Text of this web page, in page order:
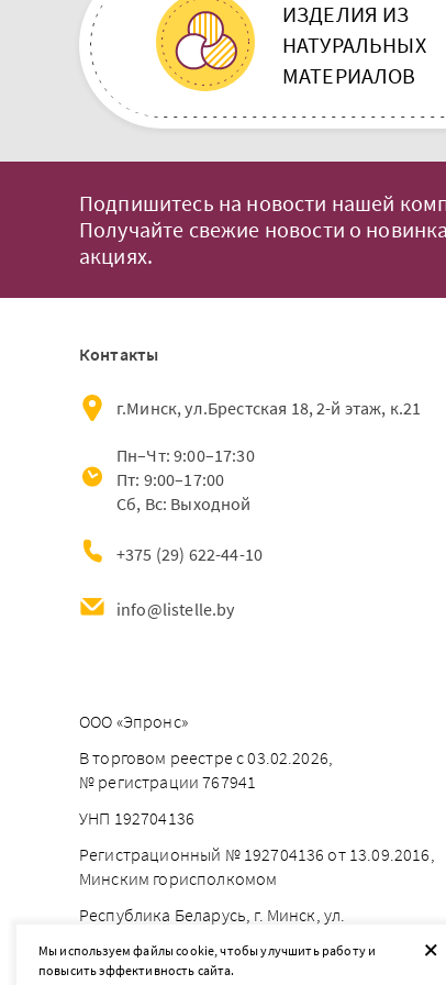
+
Мы используем файлы cookie, чтобы улучшить работу и
повысить эффективность сайта.
ИЗДЕЛИЯ ИЗ
НАТУРАЛЬНЫХ
МАТЕРИАЛОВ
Подпишитесь на новости нашей
Получайте свежие новости о
акциях.
Контакты
г.Минск, ул.Брестская 18, 2-й этаж, к.21
Пн–Чт: 9:00–17:30
Пт: 9:00–17:00
Сб, Вс: Выходной
+375 (29) 622-44-10
info@listelle.by
ООО «Эпронс»
В торговом реестре с 03.02.2026,
№ регистрации 767941
УНП 192704136
Регистрационный № 192704136 от 13.09.2016,
Минским горисполкомом
Республика Беларусь, г. Минск, ул.